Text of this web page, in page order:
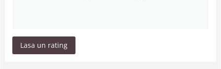
Lasa un rating